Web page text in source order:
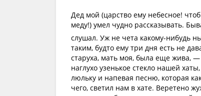
Дед мой (царство ему небесное!
меду!) умел чудно рассказывать.
слушал. Уж не чета какому-нибудь
таким, будто ему три дня есть не
старуха, мать моя, была еще жива,
наглухо узенькое стекло нашей
люльку и напевая песню, которая
чего, светил нам в хате. Веретено